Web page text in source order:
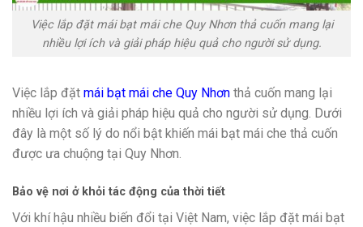
Việc lắp đặt mái bạt mái che Quy Nhơn thả cuốn mang lại
nhiều lợi ích và giải pháp hiệu quả cho người sử dụng.
Việc lắp đặt mái bạt mái che Quy Nhơn thả cuốn mang lại
nhiều lợi ích và giải pháp hiệu quả cho người sử dụng. Dưới
đây là một số lý do nổi bật khiến mái bạt mái che thả cuốn
được ưa chuộng tại Quy Nhơn.
Bảo vệ nơi ở khỏi tác động của thời tiết
Với khí hậu nhiều biến đổi tại Việt Nam, việc lắp đặt mái bạt